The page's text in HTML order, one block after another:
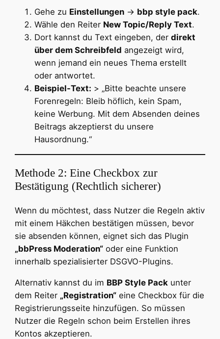
Gehe zu Einstellungen → bbp style pack.
Wähle den Reiter New Topic/Reply Text.
Dort kannst du Text eingeben, derdirekt
über dem Schreibfeld angezeigt wird,
wenn jemand ein neues Thema erstellt
oder antwortet.
Beispiel-Text: > „Bitte beachte unsere
Forenregeln: Bleib höflich, kein Spam,
keine Werbung. Mit dem Absenden deines
Beitrags akzeptierst du unsere
Hausordnung.“
Methode 2: Eine Checkbox zur
Bestätigung (Rechtlich sicherer)
Wenn du möchtest, dass Nutzer die Regeln aktiv
mit einem Häkchen bestätigen müssen, bevor
sie absenden können, eignet sich das Plugin
„bbPress Moderation“ oder eine Funktion
innerhalb spezialisierter DSGVO-Plugins.
Alternativ kannst du im BBP Style Pack unter
dem Reiter „Registration“ eine Checkbox für die
Registrierungsseite hinzufügen. So müssen
Nutzer die Regeln schon beim Erstellen ihres
Kontos akzeptieren.